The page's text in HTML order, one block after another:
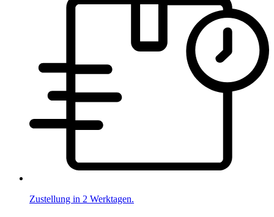
Zustellung in 2 Werktagen.